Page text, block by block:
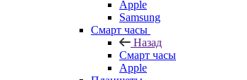
Apple
Samsung
Смарт часы
Назад
Смарт часы
Apple